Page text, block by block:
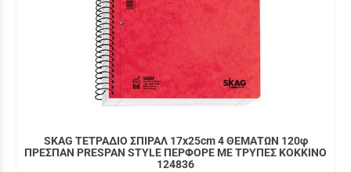
SKAG ΤΕΤΡΑΔΙΟ ΣΠΙΡΑΛ 17x25cm 4 ΘΕΜΑΤΩΝ 120φ
ΠΡΕΣΠΑΝ PRESPAN STYLE ΠΕΡΦΟΡΕ ΜΕ ΤΡΥΠΕΣ ΚΟΚΚΙΝΟ
124836